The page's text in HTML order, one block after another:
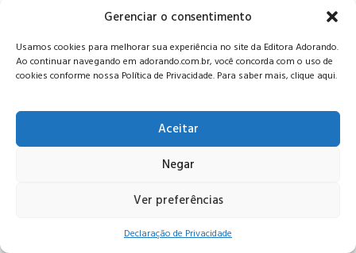
Gerenciar o consentimento
Usamos cookies para melhorar sua experiência no site da Editora Adorando.
Ao continuar navegando em adorando.com.br, você concorda com o uso de
cookies conforme nossa Política de Privacidade. Para saber mais, clique aqui.
Aceitar
Negar
Ver preferências
Declaração de Privacidade
© Editora Adorando 2026. Todos os direitos reservados.
Consulte nossapolítica de privacidade.